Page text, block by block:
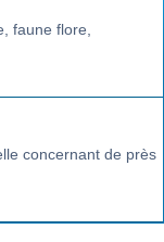
faune flore,
concernant de près